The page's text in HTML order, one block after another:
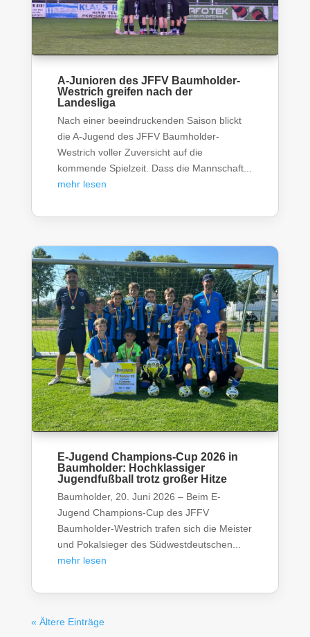
A-Junioren des JFFV Baumholder-
Westrich greifen nach der
Landesliga
Nach einer beeindruckenden Saison blickt
die A-Jugend des JFFV Baumholder-
Westrich voller Zuversicht auf die
kommende Spielzeit. Dass die Mannschaft...
mehr lesen
E-Jugend Champions-Cup 2026 in
Baumholder: Hochklassiger
Jugendfußball trotz großer Hitze
Baumholder, 20. Juni 2026 – Beim E-
Jugend Champions-Cup des JFFV
Baumholder-Westrich trafen sich die Meister
und Pokalsieger des Südwestdeutschen...
mehr lesen
« Ältere Einträge